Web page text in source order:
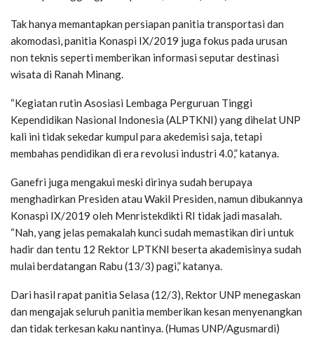
Tak hanya memantapkan persiapan panitia transportasi dan
akomodasi, panitia Konaspi IX/2019 juga fokus pada urusan
non teknis seperti memberikan informasi seputar destinasi
wisata di Ranah Minang.
“Kegiatan rutin Asosiasi Lembaga Perguruan Tinggi
Kependidikan Nasional Indonesia (ALPTKNI) yang dihelat UNP
kali ini tidak sekedar kumpul para akedemisi saja, tetapi
membahas pendidikan di era revolusi industri 4.0,” katanya.
Ganefri juga mengakui meski dirinya sudah berupaya
menghadirkan Presiden atau Wakil Presiden, namun dibukannya
Konaspi IX/2019 oleh Menristekdikti RI tidak jadi masalah.
“Nah, yang jelas pemakalah kunci sudah memastikan diri untuk
hadir dan tentu 12 Rektor LPTKNI beserta akademisinya sudah
mulai berdatangan Rabu (13/3) pagi,” katanya.
Dari hasil rapat panitia Selasa (12/3), Rektor UNP menegaskan
dan mengajak seluruh panitia memberikan kesan menyenangkan
dan tidak terkesan kaku nantinya. (Humas UNP/Agusmardi)